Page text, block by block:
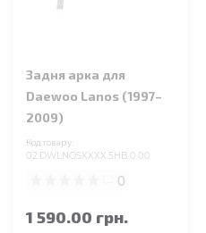
Задня арка для
Daewoo Lanos (1997–
2009)
Код товару:
02.DWLNOSXXXX.5HB.0.00
0
1 590.00 грн.